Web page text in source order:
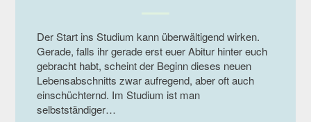
Der Start ins Studium kann überwältigend wirken.
Gerade, falls ihr gerade erst euer Abitur hinter euch
gebracht habt, scheint der Beginn dieses neuen
Lebensabschnitts zwar aufregend, aber oft auch
einschüchternd. Im Studium ist man
selbstständiger…